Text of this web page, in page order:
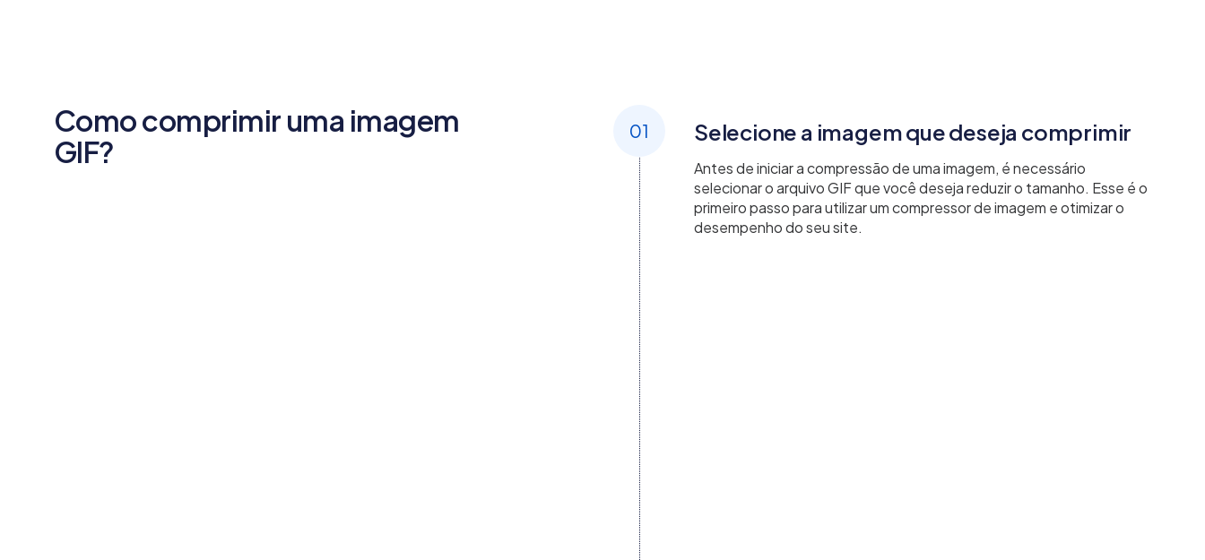
Como comprimir uma imagem
GIF?
01 Selecione a imagem que deseja comprimir
Antes de iniciar a compressão de uma imagem, é necessário
selecionar o arquivo GIF que você deseja reduzir o tamanho. Esse é o
primeiro passo para utilizar um compressor de imagem e otimizar o
desempenho do seu site.